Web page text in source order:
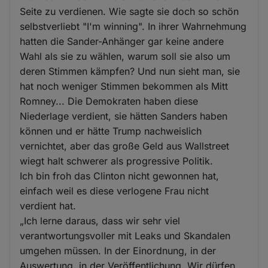
Seite zu verdienen. Wie sagte sie doch so schön
selbstverliebt "I'm winning". In ihrer Wahrnehmung
hatten die Sander-Anhänger gar keine andere
Wahl als sie zu wählen, warum soll sie also um
deren Stimmen kämpfen? Und nun sieht man, sie
hat noch weniger Stimmen bekommen als Mitt
Romney... Die Demokraten haben diese
Niederlage verdient, sie hätten Sanders haben
können und er hätte Trump nachweislich
vernichtet, aber das große Geld aus Wallstreet
wiegt halt schwerer als progressive Politik.
Ich bin froh das Clinton nicht gewonnen hat,
einfach weil es diese verlogene Frau nicht
verdient hat.
„Ich lerne daraus, dass wir sehr viel
verantwortungsvoller mit Leaks und Skandalen
umgehen müssen. In der Einordnung, in der